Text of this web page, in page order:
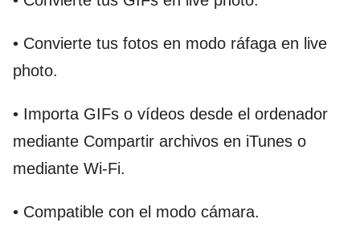
• Convierte tus fotos en modo ráfaga en live
photo.
• Importa GIFs o vídeos desde el ordenador
mediante Compartir archivos en iTunes o
mediante Wi-Fi.
• Compatible con el modo cámara.